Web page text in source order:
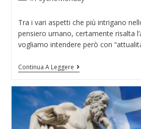
Tra i vari aspetti che più intrigano
pensiero umano, certamente risalta
vogliamo intendere però con
Continua A Leggere